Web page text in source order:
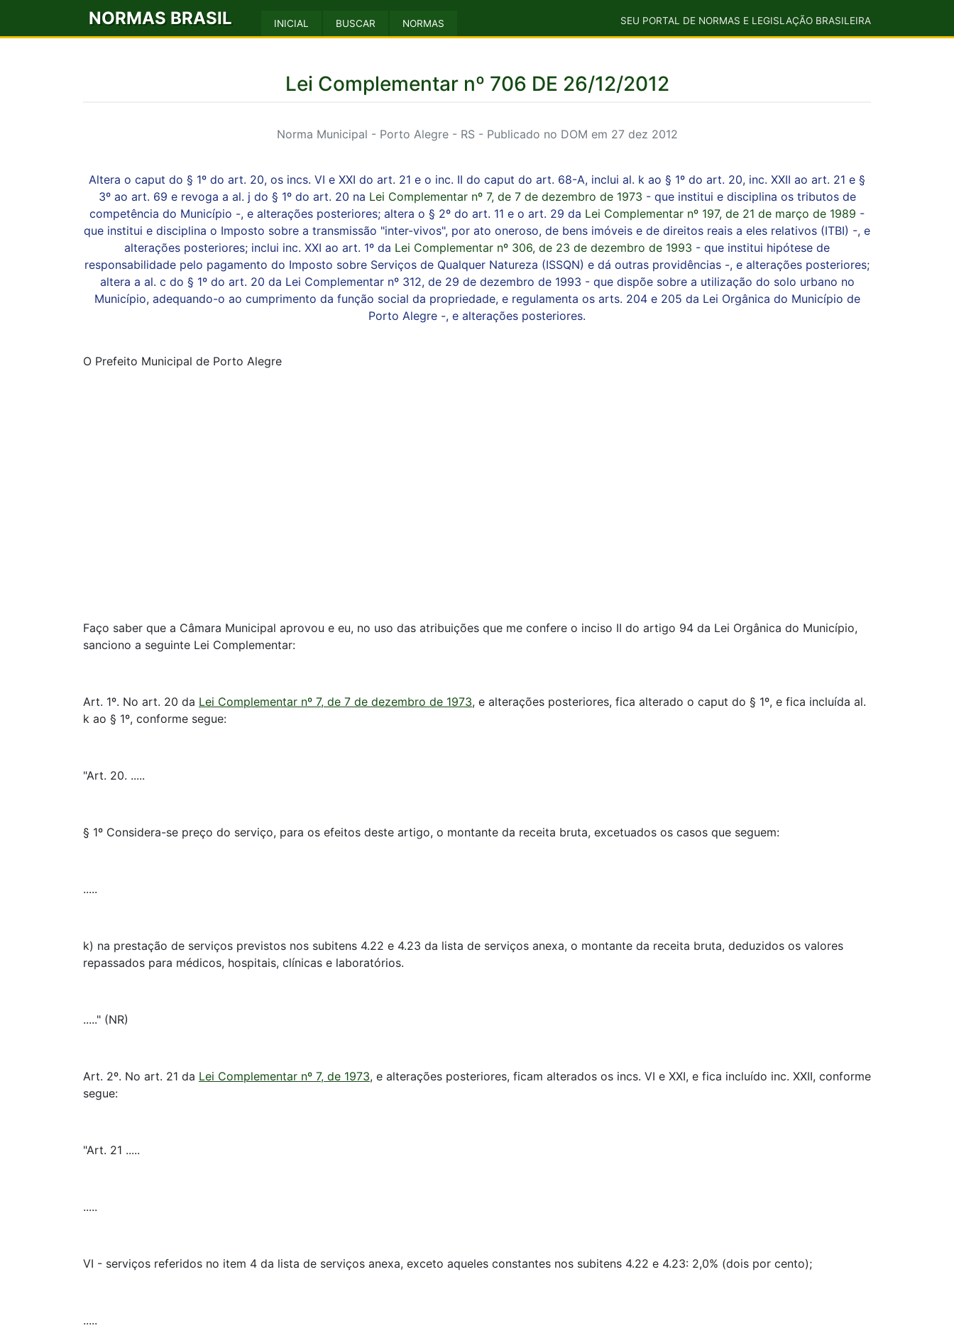
NORMAS BRASIL INICIAL BUSCAR NORMAS SEU PORTAL DE NORMAS E LEGISLAÇÃO BRASILEIRA
Lei Complementar nº 706 DE 26/12/2012
Norma Municipal - Porto Alegre - RS - Publicado no DOM em 27 dez 2012
Altera o caput do § 1º do art. 20, os incs. VI e XXI do art. 21 e o inc. II do caput do art. 68-A, inclui al. k ao § 1º do art. 20, inc. XXII ao art. 21 e §
3º ao art. 69 e revoga a al. j do § 1º do art. 20 na Lei Complementar nº 7, de 7 de dezembro de 1973 - que institui e disciplina os tributos de
competência do Município -, e alterações posteriores; altera o § 2º do art. 11 e o art. 29 da Lei Complementar nº 197, de 21 de março de 1989 -
que institui e disciplina o Imposto sobre a transmissão "inter-vivos", por ato oneroso, de bens imóveis e de direitos reais a eles relativos (ITBI) -, e
alterações posteriores; inclui inc. XXI ao art. 1º da Lei Complementar nº 306, de 23 de dezembro de 1993 - que institui hipótese de
responsabilidade pelo pagamento do Imposto sobre Serviços de Qualquer Natureza (ISSQN) e dá outras providências -, e alterações posteriores;
altera a al. c do § 1º do art. 20 da Lei Complementar nº 312, de 29 de dezembro de 1993 - que dispõe sobre a utilização do solo urbano no
Município, adequando-o ao cumprimento da função social da propriedade, e regulamenta os arts. 204 e 205 da Lei Orgânica do Município de
Porto Alegre -, e alterações posteriores.
O Prefeito Municipal de Porto Alegre
Faço saber que a Câmara Municipal aprovou e eu, no uso das atribuições que me confere o inciso II do artigo 94 da Lei Orgânica do Município,
sanciono a seguinte Lei Complementar:
Art. 1º. No art. 20 da Lei Complementar nº 7, de 7 de dezembro de 1973, e alterações posteriores, fica alterado o caput do § 1º, e fica incluída al.
k ao § 1º, conforme segue:
"Art. 20. .....
§ 1º Considera-se preço do serviço, para os efeitos deste artigo, o montante da receita bruta, excetuados os casos que seguem:
.....
k) na prestação de serviços previstos nos subitens 4.22 e 4.23 da lista de serviços anexa, o montante da receita bruta, deduzidos os valores
repassados para médicos, hospitais, clínicas e laboratórios.
....." (NR)
Art. 2º. No art. 21 da Lei Complementar nº 7, de 1973, e alterações posteriores, ficam alterados os incs. VI e XXI, e fica incluído inc. XXII, conforme
segue:
"Art. 21 .....
.....
VI - serviços referidos no item 4 da lista de serviços anexa, exceto aqueles constantes nos subitens 4.22 e 4.23: 2,0% (dois por cento);
.....